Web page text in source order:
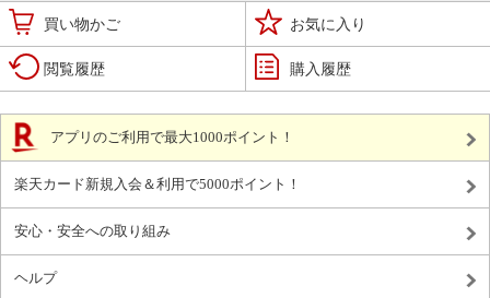
買い物かご お気に入り
閲覧履歴 購入履歴
アプリのご利用で最大1000ポイント！
楽天カード新規入会＆利用で5000ポイント！
安心・安全への取り組み
ヘルプ